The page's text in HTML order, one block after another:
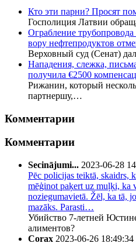
Кто эти парни? Просят
Госполиция Латвии
Ограбление
вору нефтепродуктов
Верховный суд (Сенат)
Нападения, слежка,
получила €2500
Рижанин, который
партнершу,…
Комментарии
Комментарии
Secinājumi... 2023-06-28
Pēc policijas teiktā, skaidrs,
mēģinot paķert uz muļķi, ka
noziegumavietā. Žēl, ka tā,
mazāks. Parasti…
Убийство 7-летней
алиментов?
Corax 2023-06-26 18:49:34